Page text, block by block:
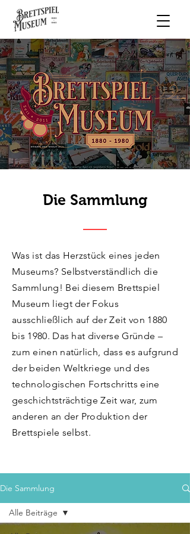
Die Sammlung
Was ist das Herzstück eines jeden
Museums? Selbstverständlich die
Sammlung! Bei diesem Brettspiel
Museum liegt der Fokus
ausschließlich auf der Zeit von 1880
bis 1980. Das hat diverse Gründe –
zum einen natürlich, dass es aufgrund
der beiden Weltkriege und des
technologischen Fortschritts eine
geschichtsträchtige Zeit war, zum
anderen an der Produktion der
Brettspiele selbst.
Die Sammlung
Alle Beiträge